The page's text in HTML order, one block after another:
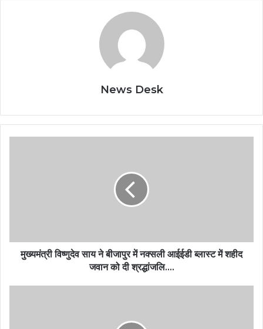
News Desk
मुख्यमंत्री विष्णुदेव साय ने बीजापुर में नक्सली आईईडी ब्लास्ट में शहीद
जवान को दी श्रद्धांजलि….